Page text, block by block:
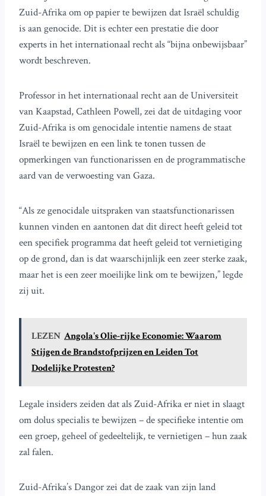
Zuid-Afrika om op papier te bewijzen dat Israël schuldig
is aan genocide. Dit is echter een prestatie die door
experts in het internationaal recht als “bijna onbewijsbaar”
wordt beschreven.
Professor in het internationaal recht aan de Universiteit
van Kaapstad, Cathleen Powell, zei dat de uitdaging voor
Zuid-Afrika is om genocidale intentie namens de staat
Israël te bewijzen en een link te tonen tussen de
opmerkingen van functionarissen en de programmatische
aard van de verwoesting van Gaza.
“Als ze genocidale uitspraken van staatsfunctionarissen
kunnen vinden en aantonen dat dit direct heeft geleid tot
een specifiek programma dat heeft geleid tot vernietiging
op de grond, dan is dat waarschijnlijk een zeer sterke zaak,
maar het is een zeer moeilijke link om te bewijzen,” legde
zij uit.
LEZEN Angola's Olie-rijke Economie: Waarom
Stijgen de Brandstofprijzen en Leiden Tot
Dodelijke Protesten?
Legale insiders zeiden dat als Zuid-Afrika er niet in slaagt
om dolus specialis te bewijzen – de specifieke intentie om
een groep, geheel of gedeeltelijk, te vernietigen – hun zaak
zal falen.
Zuid-Afrika’s Dangor zei dat de zaak van zijn land